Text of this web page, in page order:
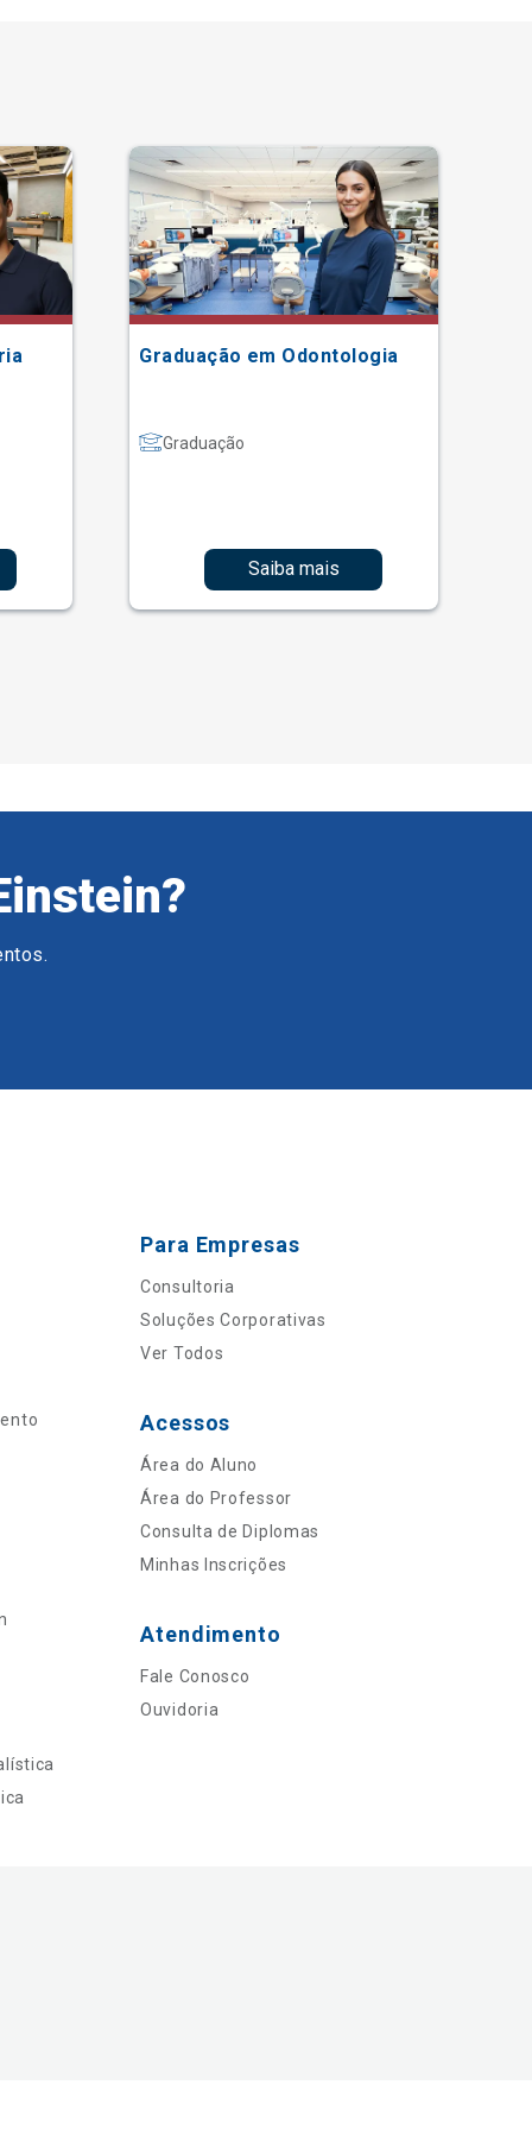
Graduação em Odontologia
Graduação
Saiba mais
Para Empresas
Consultoria
Soluções Corporativas
Ver Todos
Acessos
Área do Aluno
Área do Professor
Consulta de Diplomas
Minhas Inscrições
Atendimento
Fale Conosco
Ouvidoria